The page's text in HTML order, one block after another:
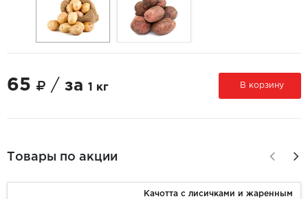
65 / за 1 кг В корзину
Товары по акции
Качотта с лисичками и жаренным